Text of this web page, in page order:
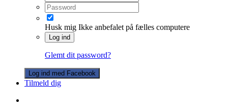
Husk mig Ikke anbefalet på fælles computere
Log ind
Glemt dit password?
Log ind med Facebook
Tilmeld dig